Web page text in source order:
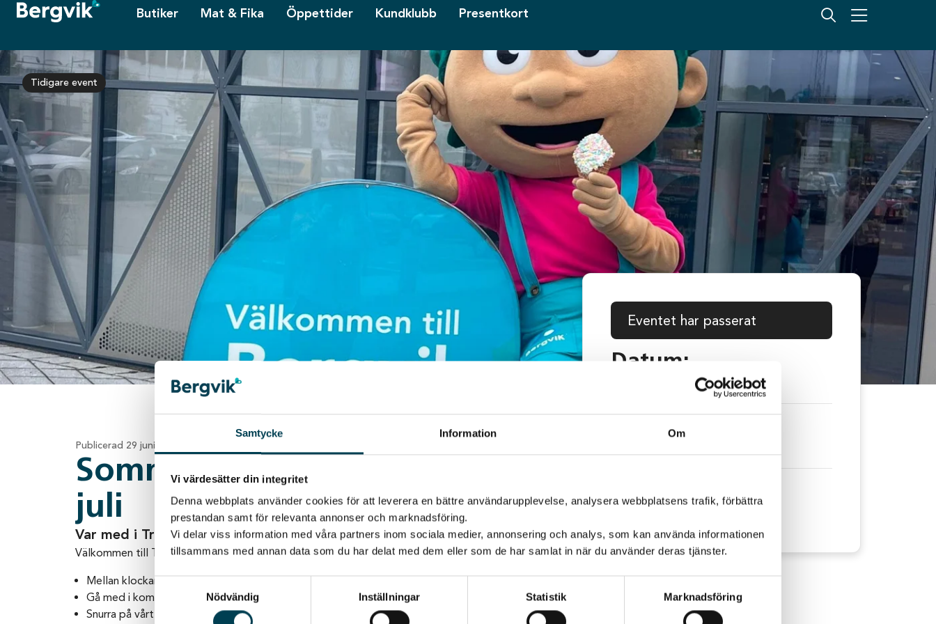
Samtycke Information Om
Vi värdesätter din integritet
Denna webbplats använder cookies för att leverera en bättre användarupplevelse, analysera webbplatsens trafik, förbättra
prestandan samt för relevanta annonser och marknadsföring.
Vi delar viss information med våra partners inom sociala medier, annonsering och analys, som kan använda informationen
tillsammans med annan data som du har delat med dem eller som de har samlat in när du använder deras tjänster.
Samtyckesval
Nödvändig
Inställningar Statistik Marknadsföring
Butiker Mat & Fika Öppettider Kundklubb Presentkort
Tidigare event
Publicerad 29 juni 2026
Sommarlovskul med Truls 18
juli
Var med i Truls Kompisklubb!
Välkommen till Truls Kompisklubb lördagen den 18 juli!
Mellan klockan 12-15 är du och ditt barn välkomna att träffa Truls hos oss på Bergvik.
Gå med i kompisklubben och få en fin välkomstgåva.
Snurra på vårt populära lyckohjul med möjlighet att få fina priser.
Eventet har passerat
Datum:
Plats: